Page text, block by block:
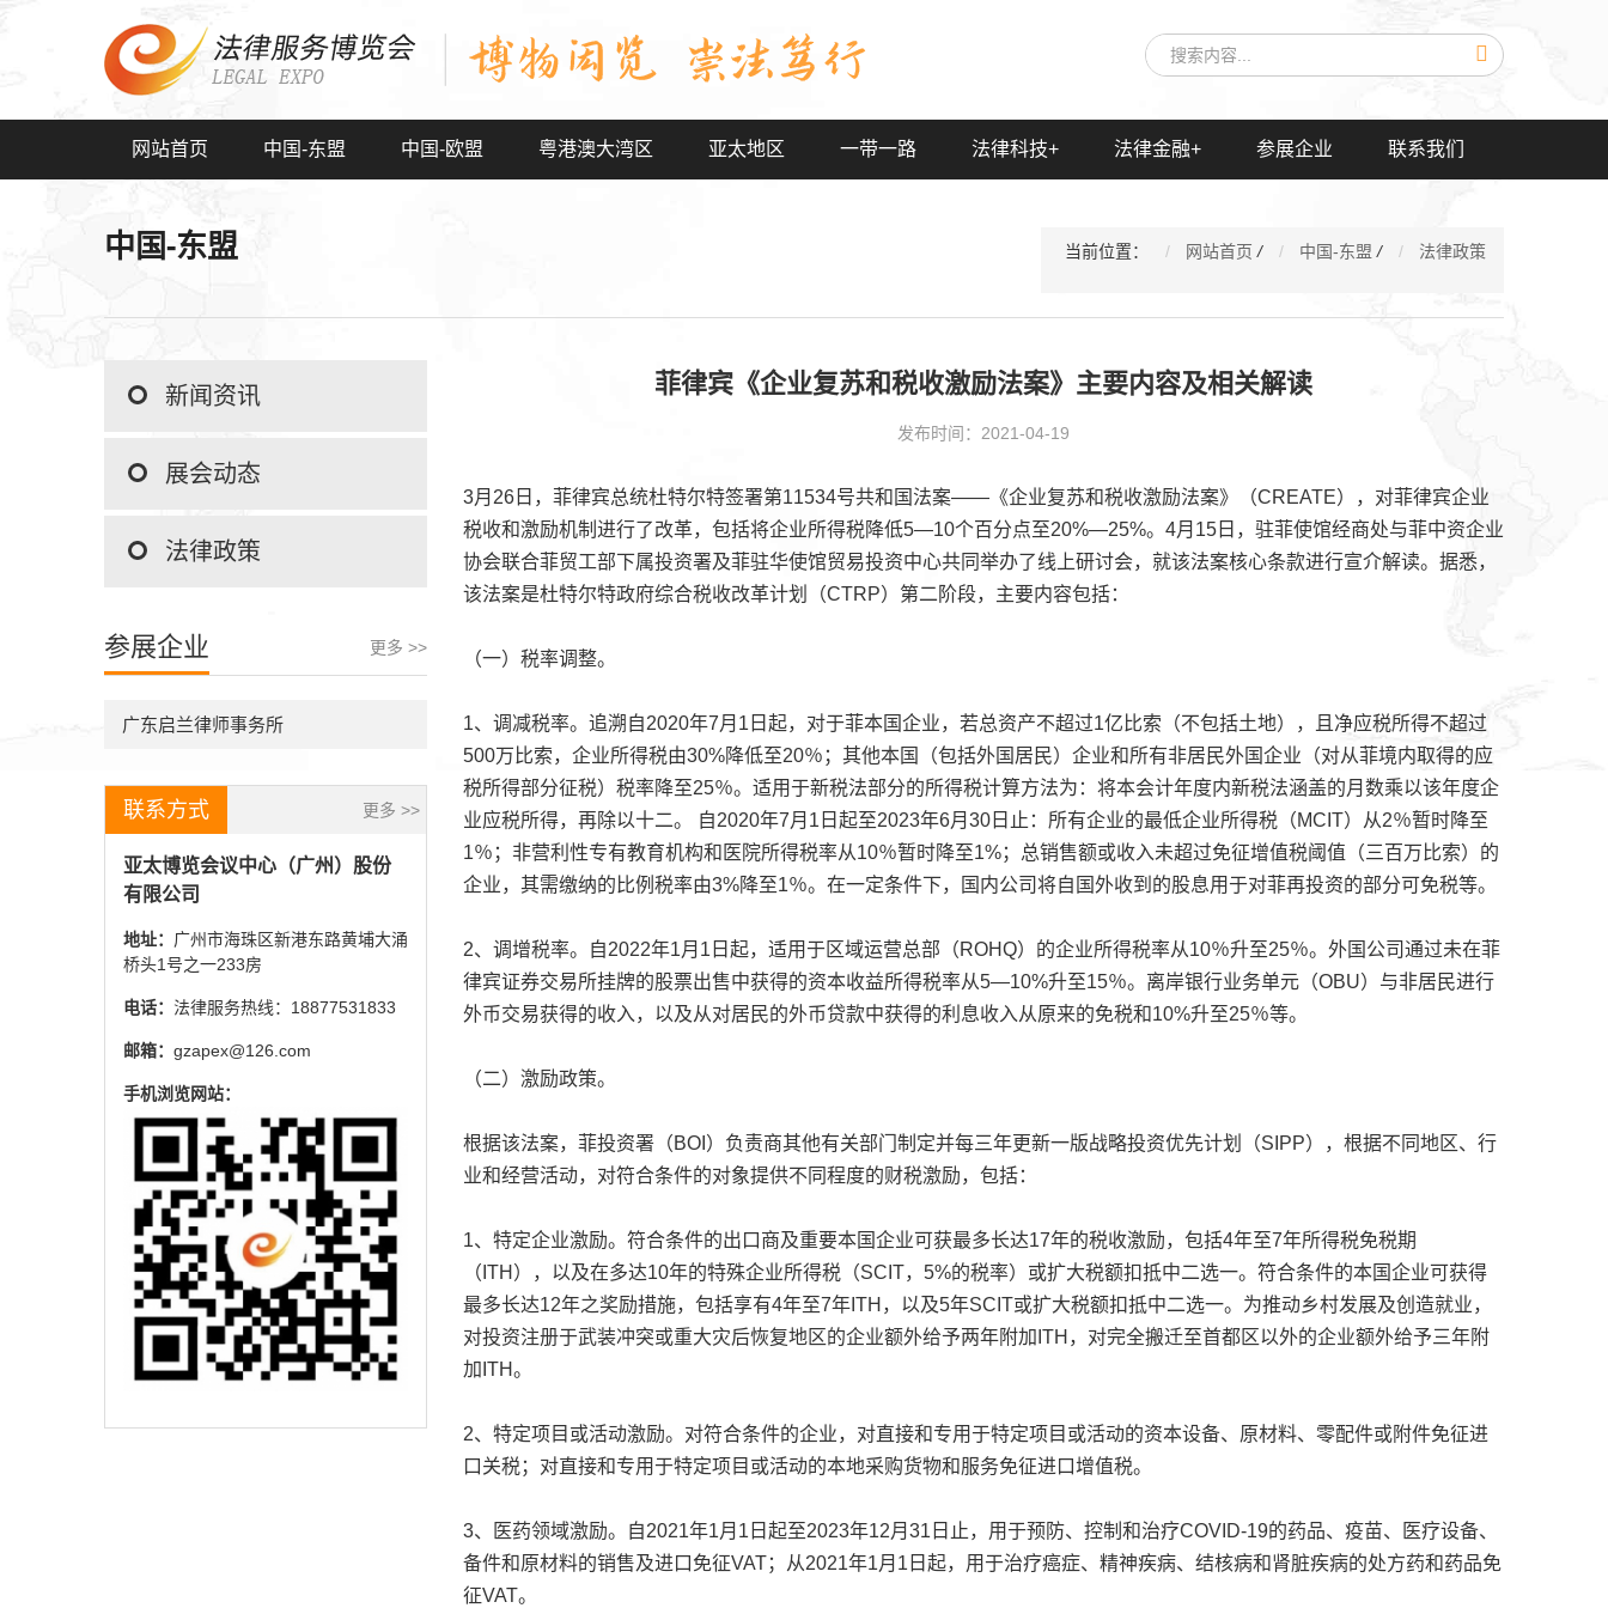
网站首页 中国-东盟 中国-欧盟 粤港澳大湾区 亚太地区 一带一路 法律科技+ 法律金融+ 参展企业 联系我们
中国-东盟 当前位置： 网站首页 / 中国-东盟 / 法律政策
菲律宾《企业复苏和税收激励法案》主要内容及相关解读
发布时间：2021-04-19
3月26日，菲律宾总统杜特尔特签署第11534号共和国法案——《企业复苏和税收激励法案》（CREATE），对菲律宾企业
税收和激励机制进行了改革，包括将企业所得税降低5—10个百分点至20%—25%。4月15日，驻菲使馆经商处与菲中资企业
协会联合菲贸工部下属投资署及菲驻华使馆贸易投资中心共同举办了线上研讨会，就该法案核心条款进行宣介解读。据悉，
该法案是杜特尔特政府综合税收改革计划（CTRP）第二阶段，主要内容包括：
（一）税率调整。
1、调减税率。追溯自2020年7月1日起，对于菲本国企业，若总资产不超过1亿比索（不包括土地），且净应税所得不超过
500万比索，企业所得税由30%降低至20％；其他本国（包括外国居民）企业和所有非居民外国企业（对从菲境内取得的应
税所得部分征税）税率降至25％。适用于新税法部分的所得税计算方法为：将本会计年度内新税法涵盖的月数乘以该年度企
业应税所得，再除以十二。 自2020年7月1日起至2023年6月30日止：所有企业的最低企业所得税（MCIT）从2％暂时降至
1％；非营利性专有教育机构和医院所得税率从10％暂时降至1%；总销售额或收入未超过免征增值税阈值（三百万比索）的
企业，其需缴纳的比例税率由3%降至1％。在一定条件下，国内公司将自国外收到的股息用于对菲再投资的部分可免税等。
2、调增税率。自2022年1月1日起，适用于区域运营总部（ROHQ）的企业所得税率从10％升至25％。外国公司通过未在菲
律宾证券交易所挂牌的股票出售中获得的资本收益所得税率从5—10%升至15％。离岸银行业务单元（OBU）与非居民进行
外币交易获得的收入，以及从对居民的外币贷款中获得的利息收入从原来的免税和10%升至25％等。
（二）激励政策。
根据该法案，菲投资署（BOI）负责商其他有关部门制定并每三年更新一版战略投资优先计划（SIPP），根据不同地区、行
业和经营活动，对符合条件的对象提供不同程度的财税激励，包括：
1、特定企业激励。符合条件的出口商及重要本国企业可获最多长达17年的税收激励，包括4年至7年所得税免税期
（ITH），以及在多达10年的特殊企业所得税（SCIT，5%的税率）或扩大税额扣抵中二选一。符合条件的本国企业可获得
最多长达12年之奖励措施，包括享有4年至7年ITH，以及5年SCIT或扩大税额扣抵中二选一。为推动乡村发展及创造就业，
对投资注册于武装冲突或重大灾后恢复地区的企业额外给予两年附加ITH，对完全搬迁至首都区以外的企业额外给予三年附
加ITH。
2、特定项目或活动激励。对符合条件的企业，对直接和专用于特定项目或活动的资本设备、原材料、零配件或附件免征进
口关税；对直接和专用于特定项目或活动的本地采购货物和服务免征进口增值税。
3、医药领域激励。自2021年1月1日起至2023年12月31日止，用于预防、控制和治疗COVID-19的药品、疫苗、医疗设备、
备件和原材料的销售及进口免征VAT；从2021年1月1日起，用于治疗癌症、精神疾病、结核病和肾脏疾病的处方药和药品免
征VAT。
新闻资讯
展会动态
法律政策
参展企业 更多 >>
广东启兰律师事务所
联系方式 更多 >>
亚太博览会议中心（广州）股份
有限公司
地址： 广州市海珠区新港东路黄埔大涌
桥头1号之一233房
电话： 法律服务热线：18877531833
邮箱： gzapex@126.com
手机浏览网站：